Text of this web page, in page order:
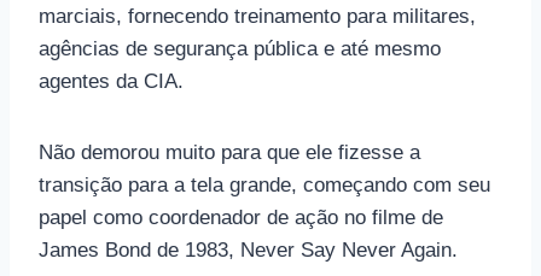
marciais, fornecendo treinamento para militares,
agências de segurança pública e até mesmo
agentes da CIA.
Não demorou muito para que ele fizesse a
transição para a tela grande, começando com seu
papel como coordenador de ação no filme de
James Bond de 1983, Never Say Never Again.